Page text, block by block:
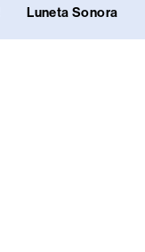
Luneta Sonora